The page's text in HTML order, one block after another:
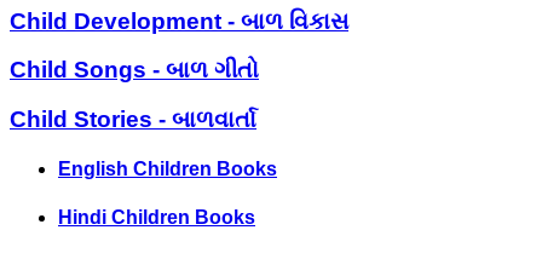
Child Development - બાળ વિકાસ
Child Songs - બાળ ગીતો
Child Stories - બાળવાર્તા
English Children Books
Hindi Children Books